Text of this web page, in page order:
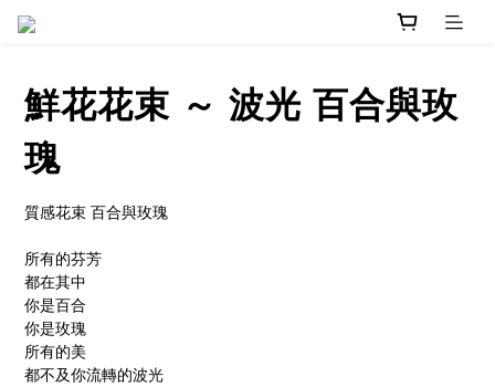
鮮花花束 ～ 波光 百合與玫
瑰
質感花束 百合與玫瑰
所有的芬芳
都在其中
你是百合
你是玫瑰
所有的美
都不及你流轉的波光